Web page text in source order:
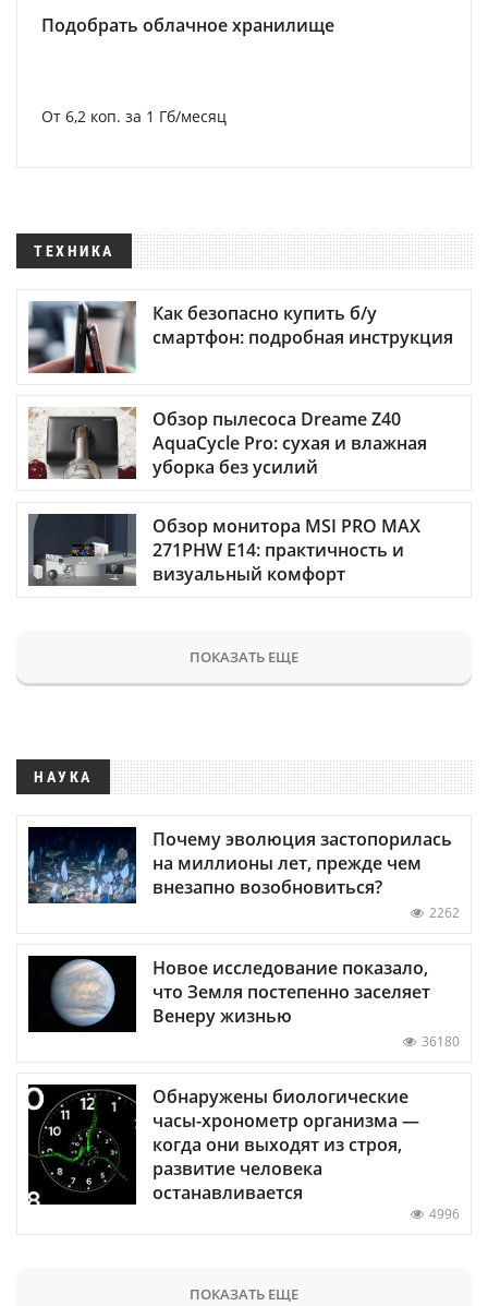
Подобрать облачное хранилище
От 6,2 коп. за 1 Гб/месяц
ТЕХНИКА
Как безопасно купить б/у
смартфон: подробная инструкция
Обзор пылесоса Dreame Z40
AquaCycle Pro: сухая и влажная
уборка без усилий
Обзор монитора MSI PRO MAX
271PHW E14: практичность и
визуальный комфорт
ПОКАЗАТЬ ЕЩЕ
НАУКА
Почему эволюция застопорилась
на миллионы лет, прежде чем
внезапно возобновиться?
2262
Новое исследование показало,
что Земля постепенно заселяет
Венеру жизнью
36180
Обнаружены биологические
часы-хронометр организма —
когда они выходят из строя,
развитие человека
останавливается
4996
ПОКАЗАТЬ ЕЩЕ